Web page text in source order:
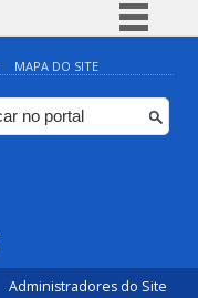
Simplifique!
Comunica BR
Participe
MAPA DO SITE
Administradores do Site